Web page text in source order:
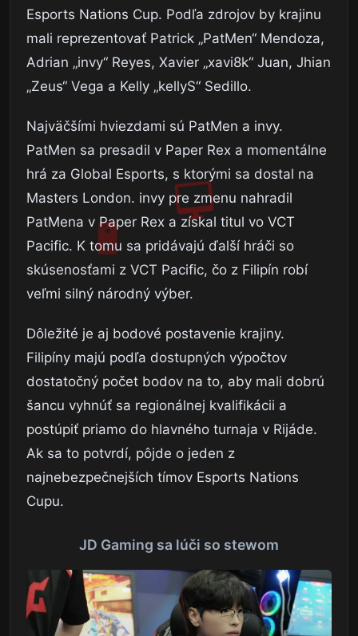
Esports Nations Cup. Podľa zdrojov by krajinu
mali reprezentovať Patrick „PatMen“ Mendoza,
Adrian „invy“ Reyes, Xavier „xavi8k“ Juan, Jhian
„Zeus“ Vega a Kelly „kellyS“ Sedillo.
Najväčšími hviezdami sú PatMen a invy.
PatMen sa presadil v Paper Rex a momentálne
hrá za Global Esports, s ktorými sa dostal na
Masters London. invy pre zmenu nahradil
PatMena v Paper Rex a získal titul vo VCT
Pacific. K tomu sa pridávajú ďalší hráči so
skúsenosťami z VCT Pacific, čo z Filipín robí
veľmi silný národný výber.
Dôležité je aj bodové postavenie krajiny.
Filipíny majú podľa dostupných výpočtov
dostatočný počet bodov na to, aby mali dobrú
šancu vyhnúť sa regionálnej kvalifikácii a
postúpiť priamo do hlavného turnaja v Rijáde.
Ak sa to potvrdí, pôjde o jeden z
najnebezpečnejších tímov Esports Nations
Cupu.
JD Gaming sa lúči so stewom